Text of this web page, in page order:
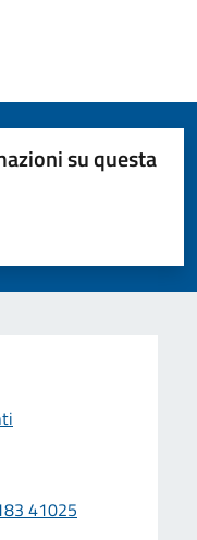
su questa
41025